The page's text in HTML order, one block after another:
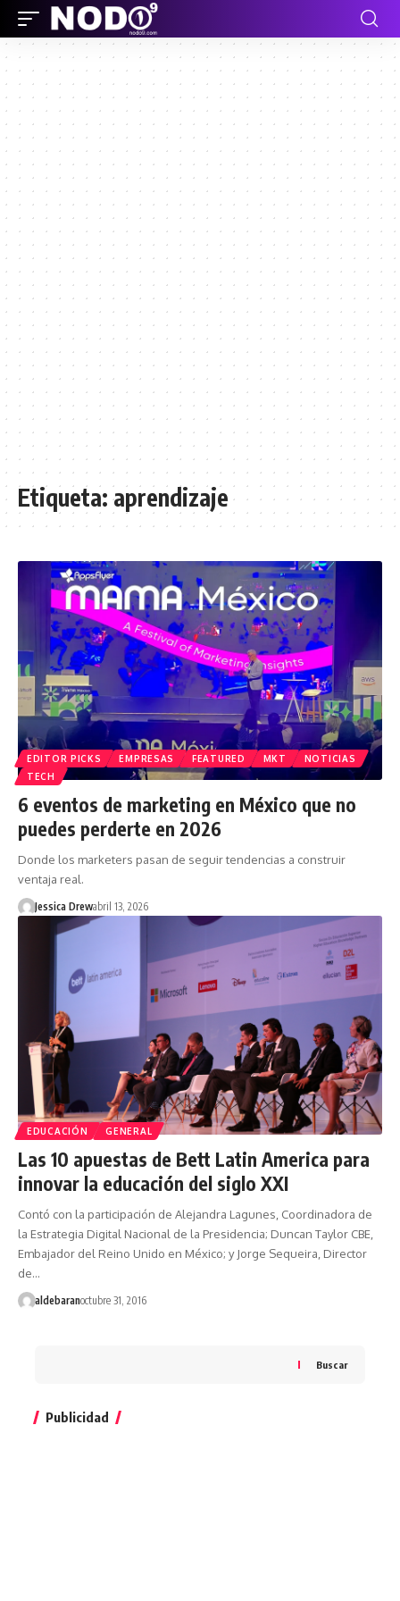
Etiqueta:aprendizaje
EDITOR PICKS EMPRESAS FEATURED MKT
NOTICIAS
TECH
6 eventos de marketing en México que no
puedes perderte en 2026
Donde los marketers pasan de seguir tendencias a construir
ventaja real.
Jessica Drewabril 13, 2026
EDUCACIÓN GENERAL
Las 10 apuestas de Bett Latin America para
innovar la educación del siglo XXI
Contó con la participación de Alejandra Lagunes, Coordinadora de
la Estrategia Digital Nacional de la Presidencia; Duncan Taylor CBE,
Embajador del Reino Unido en México; y Jorge Sequeira, Director
de…
aldebaranoctubre 31, 2016
Buscar
Publicidad